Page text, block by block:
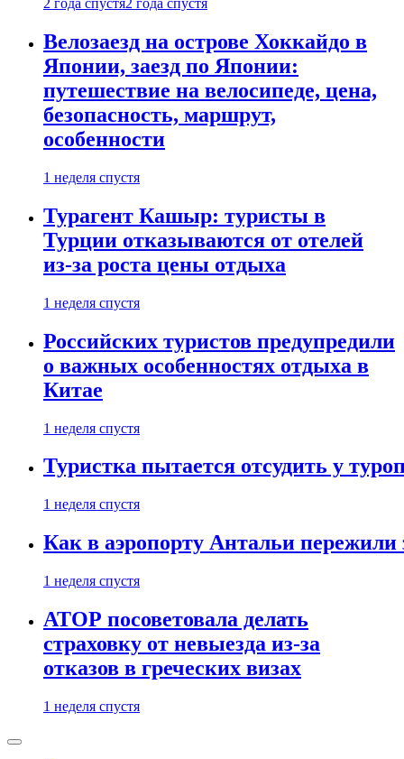
2 года спустя2 года спустя
Велозаезд на острове Хоккайдо в
Японии, заезд по Японии:
путешествие на велосипеде, цена,
безопасность, маршрут,
особенности
1 неделя спустя
Турагент Кашыр: туристы в
Турции отказываются от отелей
из-за роста цены отдыха
1 неделя спустя
Российских туристов предупредили
о важных особенностях отдыха в
Китае
1 неделя спустя
Туристка пытается отсудить у
1 неделя спустя
Как в аэропорту Антальи
1 неделя спустя
АТОР посоветовала делать
страховку от невыезда из-за
отказов в греческих визах
1 неделя спустя